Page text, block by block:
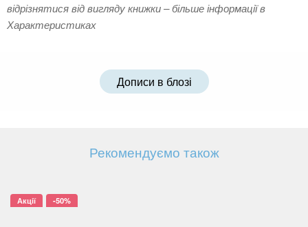
відрізнятися від вигляду книжки – більше інформації в
Характеристиках
Дописи в блозі
Рекомендуємо також
Акції -50%